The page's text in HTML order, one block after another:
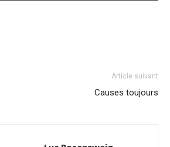
Article suivant
Causes toujours